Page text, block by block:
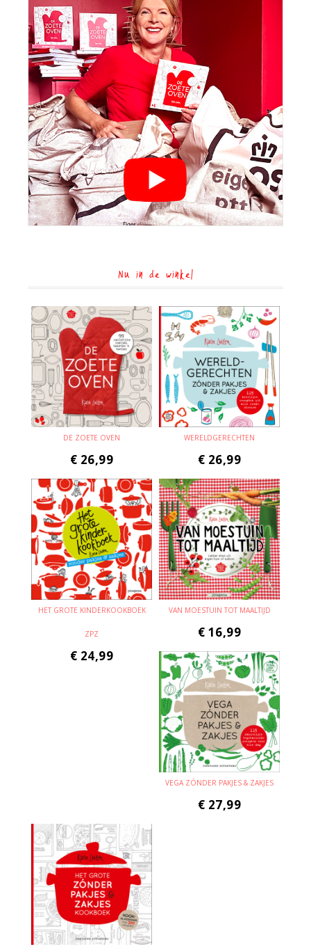
Nu in de winkel
DE ZOETE OVEN
€ 26,99
WERELDGERECHTEN
€ 26,99
HET GROTE KINDERKOOKBOEK
ZPZ
€ 24,99
VAN MOESTUIN TOT MAALTIJD
€ 16,99
VEGA ZÓNDER PAKJES & ZAKJES
€ 27,99